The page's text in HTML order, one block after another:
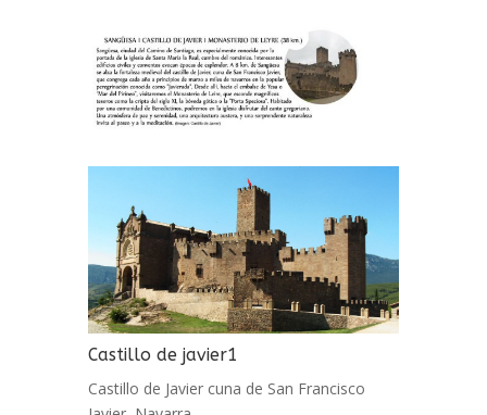
Castillo de javier1
Castillo de Javier cuna de San Francisco